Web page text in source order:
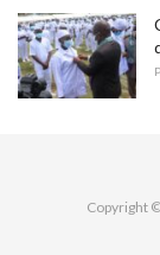
Copyright